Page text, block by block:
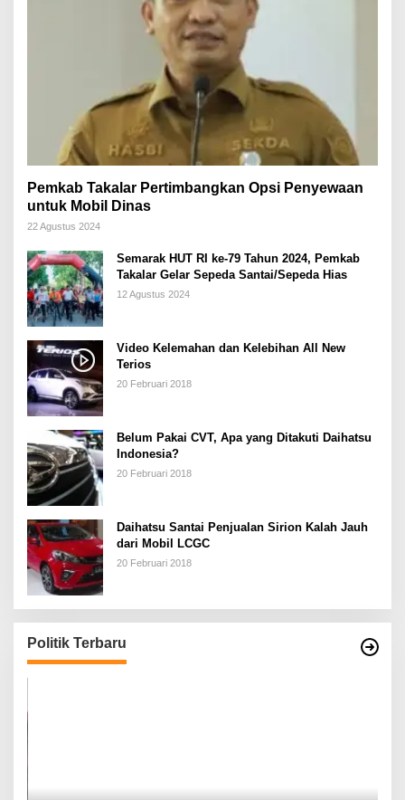
Pemkab Takalar Pertimbangkan Opsi Penyewaan
untuk Mobil Dinas
22 Agustus 2024
Semarak HUT RI ke-79 Tahun 2024, Pemkab
Takalar Gelar Sepeda Santai/Sepeda Hias
12 Agustus 2024
Video Kelemahan dan Kelebihan All New
Terios
20 Februari 2018
Belum Pakai CVT, Apa yang Ditakuti Daihatsu
Indonesia?
20 Februari 2018
Daihatsu Santai Penjualan Sirion Kalah Jauh
dari Mobil LCGC
20 Februari 2018
Politik Terbaru